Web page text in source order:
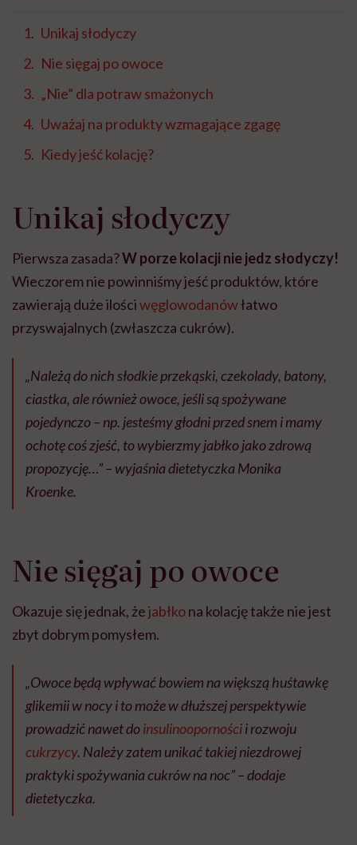
Unikaj słodyczy
Nie sięgaj po owoce
„Nie” dla potraw smażonych
Uważaj na produkty wzmagające zgagę
Kiedy jeść kolację?
Unikaj słodyczy
Pierwsza zasada?W porze kolacji nie jedz słodyczy!
Wieczorem nie powinniśmy jeść produktów, które
zawierają duże ilościwęglowodanówłatwo
przyswajalnych (zwłaszcza cukrów).
„Należą do nich słodkie przekąski, czekolady, batony,
ciastka, ale również owoce, jeśli są spożywane
pojedynczo – np. jesteśmy głodni przed snem i mamy
ochotę coś zjeść, to wybierzmy jabłko jako zdrową
propozycję…” – wyjaśnia dietetyczka Monika
Kroenke.
Nie sięgaj po owoce
Okazuje się jednak, żejabłkona kolację także nie jest
zbyt dobrym pomysłem.
„Owoce będą wpływać bowiem na większą huśtawkę
glikemii w nocy i to może w dłuższej perspektywie
prowadzić nawet doinsulinoopornościi rozwoju
cukrzycy. Należy zatem unikać takiej niezdrowej
praktyki spożywania cukrów na noc” – dodaje
dietetyczka.